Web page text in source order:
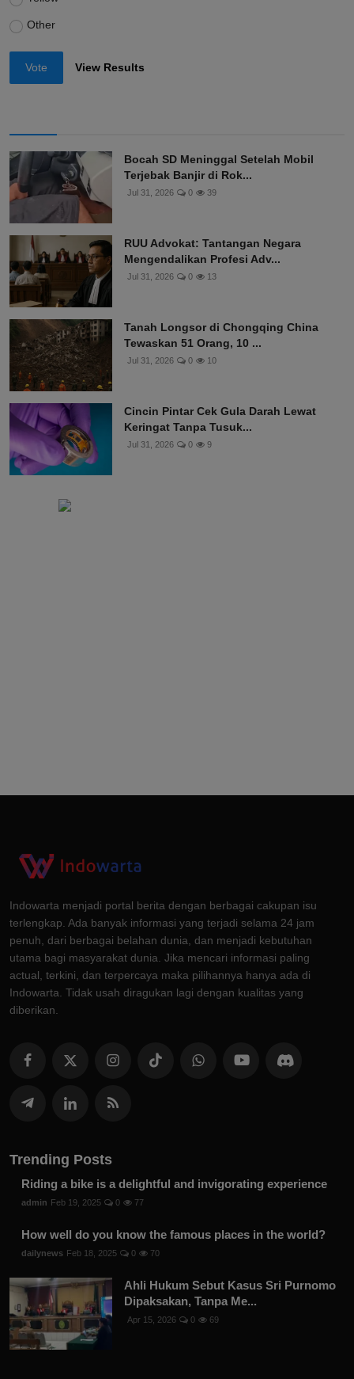
Other
Vote View Results
Bocah SD Meninggal Setelah Mobil
Terjebak Banjir di Rok...
Jul 31, 2026 0 39
RUU Advokat: Tantangan Negara
Mengendalikan Profesi Adv...
Jul 31, 2026 0 13
Tanah Longsor di Chongqing China
Tewaskan 51 Orang, 10 ...
Jul 31, 2026 0 10
Cincin Pintar Cek Gula Darah Lewat
Keringat Tanpa Tusuk...
Jul 31, 2026 0 9
Indowarta menjadi portal berita dengan berbagai cakupan isu
terlengkap. Ada banyak informasi yang terjadi selama 24 jam
penuh, dari berbagai belahan dunia, dan menjadi kebutuhan
utama bagi masyarakat dunia. Jika mencari informasi paling
actual, terkini, dan terpercaya maka pilihannya hanya ada di
Indowarta. Tidak usah diragukan lagi dengan kualitas yang
diberikan.
Trending Posts
Riding a bike is a delightful and invigorating experience
admin Feb 19, 2025 0 77
How well do you know the famous places in the world?
dailynews Feb 18, 2025 0 70
Ahli Hukum Sebut Kasus Sri Purnomo
Dipaksakan, Tanpa Me...
Apr 15, 2026 0 69